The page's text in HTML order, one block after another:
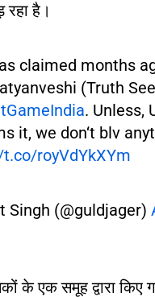
रहा है।
claimed months
(Truth
. Unless,
it, we don‘t blv
royVdYkXYm
Singh (@guldjager)
के एक समूह द्वारा